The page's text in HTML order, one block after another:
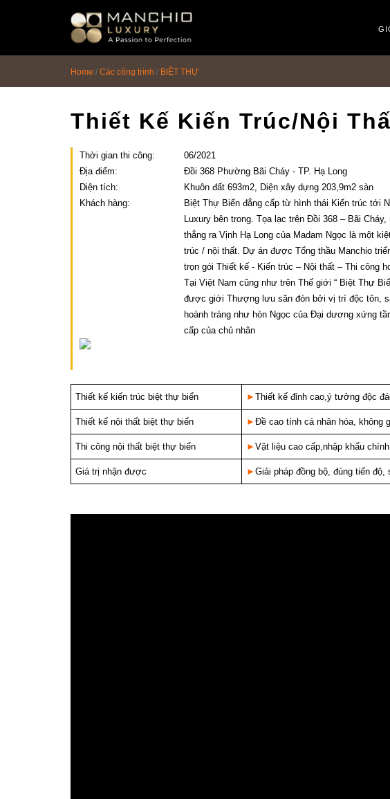
Home / Các công trình / BIỆT THỰ
Thiết Kế Kiến Trúc/Nội
Thời gian thi công:
06/2021
Địa điểm:
Đồi 368 Phường Bãi Cháy - TP. Hạ Long
Diện tích:
Khuôn đất 693m2, Diện xây dựng 203,9m2 sàn
Khách hàng:
Biệt Thự Biển đẳng cấp từ hình thái Kiến trúc tới
Luxury bên trong. Tọa lạc trên Đồi 368 – Bãi Cháy,
thẳng ra Vịnh Hạ Long của Madam Ngọc là một
trúc / nội thất. Dự án được Tổng thầu Manchio
trọn gói Thiết kế - Kiến trúc – Nội thất – Thi công
Tại Việt Nam cũng như trên Thế giới “ Biệt Thự
được giới Thượng lưu săn đón bởi vị trí độc tôn,
hoành tráng như hòn Ngọc của Đại dương xứng
cấp của chủ nhân
Thiết kế kiến trúc biệt thự biển ► Thiết kế đỉnh cao,ý tưởng độc
Thiết kế nội thất biệt thự biển ► Đề cao tính cá nhân hóa, không
Thi công nội thất biệt thự biển ► Vật liệu cao cấp,nhập khẩu
Giá trị nhận được ► Giải pháp đồng bộ, đúng tiến độ,